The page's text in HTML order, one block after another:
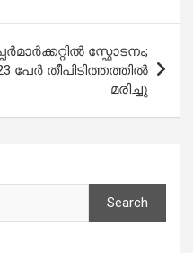
സ്ഫോടനം;
പേർ തീപിടിത്തത്തില്‍
മരിച്ചു
Search